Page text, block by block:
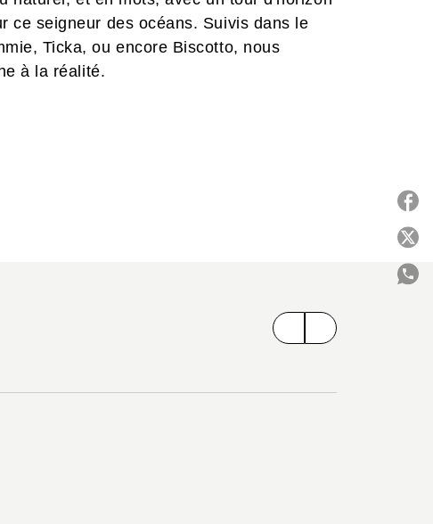
ce seigneur des océans. Suivis dans le
Ticka, ou encore Biscotto, nous
à la réalité.